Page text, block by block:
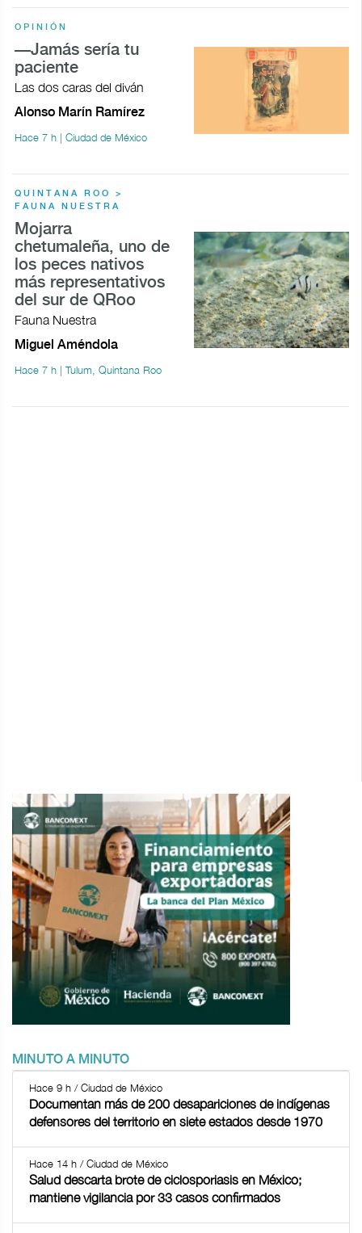
OPINIÓN
—Jamás sería tu
paciente
Las dos caras del diván
Alonso Marín Ramírez
Hace 7 h | Ciudad de México
QUINTANA ROO >
FAUNA NUESTRA
Mojarra
chetumaleña, uno de
los peces nativos
más representativos
del sur de QRoo
Fauna Nuestra
Miguel Améndola
Hace 7 h | Tulum, Quintana Roo
MINUTO A MINUTO
Hace 9 h / Ciudad de México
Documentan más de 200 desapariciones de indígenas
defensores del territorio en siete estados desde 1970
Hace 14 h / Ciudad de México
Salud descarta brote de ciclosporiasis en México;
mantiene vigilancia por 33 casos confirmados